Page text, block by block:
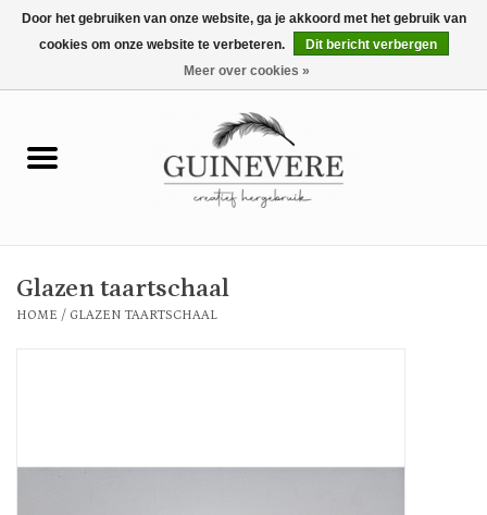
0 Artikelen - €0,00
Meubels
Tuin en buiten
Glazen taartschaal
HOME / GLAZEN TAARTSCHAAL
Door het gebruiken van onze website, ga je akkoord met het gebruik van
cookies om onze website te verbeteren.
Dit bericht verbergen
Meer over cookies »